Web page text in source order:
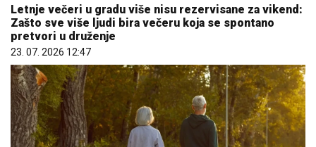
Letnje večeri u gradu više nisu rezervisane za vikend:
Zašto sve više ljudi bira večeru koja se spontano
pretvori u druženje
23. 07. 2026 12:47